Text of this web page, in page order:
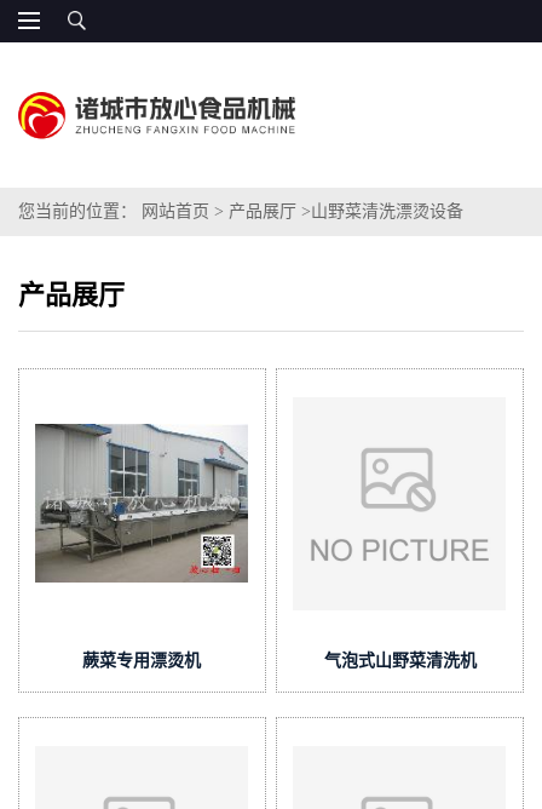
您当前的位置： 网站首页 > 产品展厅 >山野菜清洗漂烫设备
产品展厅
蕨菜专用漂烫机 气泡式山野菜清洗机